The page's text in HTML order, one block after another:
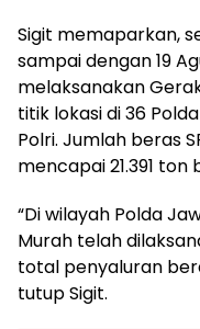
Sigit memaparkan,
sampai dengan 19
melaksanakan
titik lokasi di 36
Polri. Jumlah beras
mencapai 21.391 ton
“Di wilayah Polda
Murah telah
total penyaluran
tutup Sigit.